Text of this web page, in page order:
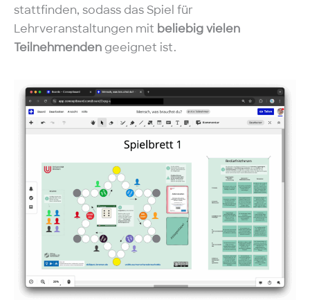
stattfinden, sodass das Spiel für
Lehrveranstaltungen mit beliebig vielen
Teilnehmenden geeignet ist.